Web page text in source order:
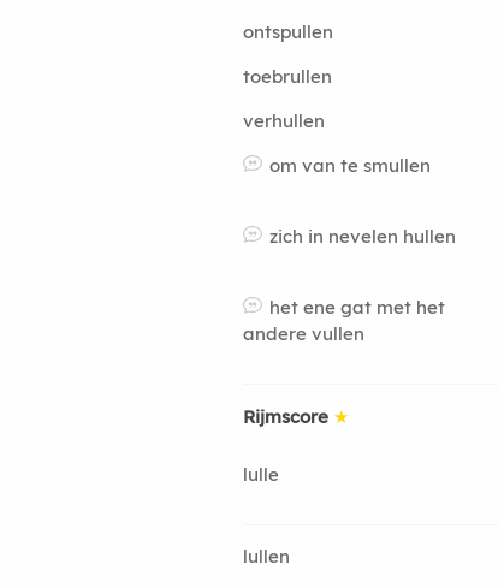
ontspullen
toebrullen
verhullen
om van te smullen
zich in nevelen hullen
het ene gat met het
andere vullen
Rijmscore ★
lulle
lullen